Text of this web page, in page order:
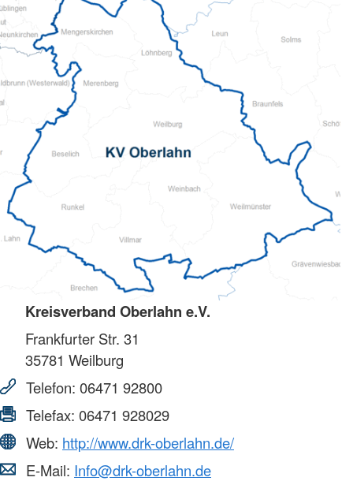
Kreisverband Oberlahn e.V.
Frankfurter Str. 31
35781 Weilburg
Telefon: 06471 92800
Telefax: 06471 928029
Web: http://www.drk-oberlahn.de/
E-Mail: Info@drk-oberlahn.de